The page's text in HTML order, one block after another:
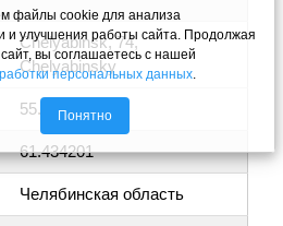
Chelyabinsk, 74,
Chelyabinsky
55.117664
61.434201
Челябинская область
файлы cookie для анализа
и улучшения работы сайта. Продолжая
вы соглашаетесь с нашей
персональных данных.
Понятно